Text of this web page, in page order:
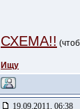
СХЕМА!!
Ищу
19.09.2011, 06:38